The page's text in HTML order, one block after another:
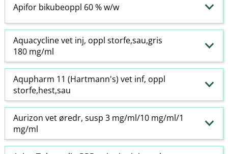
Apifor bikubeoppl 60 % w​/​w
Aquacycline vet inj, oppl storfe,sau,gris
180 mg/ml
Aqupharm 11 (Hartmann's) vet inf, oppl
storfe,hest,sau
Aurizon vet øredr, susp 3 mg/ml/10 mg/ml/1
mg/ml